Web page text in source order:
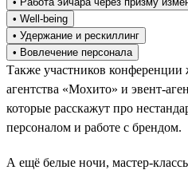
• Well-being
• Удержание и рескиллинг
• Вовлечение персонала
Также участников конференции
агентства «Мохито» и эвент-
которые расскажут про
персоналом и работе с брендом.
А ещё белые ночи, мастер-